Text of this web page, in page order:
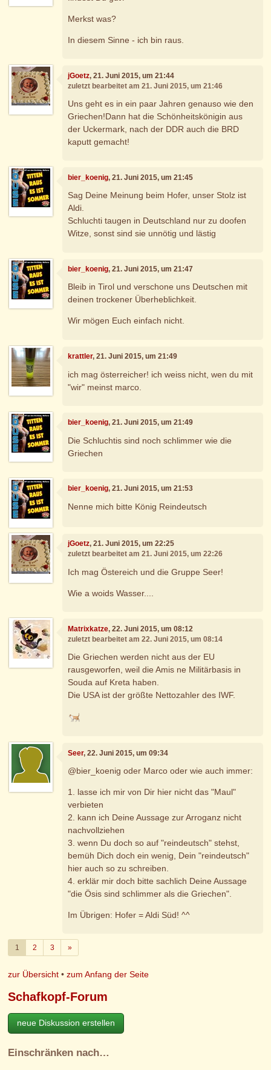
Merkst was?
In diesem Sinne - ich bin raus.
jGoetz, 21. Juni 2015, um 21:44
zuletzt bearbeitet am 21. Juni 2015, um 21:46
Uns geht es in ein paar Jahren genauso wie den
Griechen!Dann hat die Schönheitskönigin aus
der Uckermark, nach der DDR auch die BRD
kaputt gemacht!
bier_koenig, 21. Juni 2015, um 21:45
Sag Deine Meinung beim Hofer, unser Stolz ist
Aldi.
Schluchti taugen in Deutschland nur zu doofen
Witze, sonst sind sie unnötig und lästig
bier_koenig, 21. Juni 2015, um 21:47
Bleib in Tirol und verschone uns Deutschen mit
deinen trockener Überheblichkeit.
Wir mögen Euch einfach nicht.
krattler, 21. Juni 2015, um 21:49
ich mag österreicher! ich weiss nicht, wen du mit
"wir" meinst marco.
bier_koenig, 21. Juni 2015, um 21:49
Die Schluchtis sind noch schlimmer wie die
Griechen
bier_koenig, 21. Juni 2015, um 21:53
Nenne mich bitte König Reindeutsch
jGoetz, 21. Juni 2015, um 22:25
zuletzt bearbeitet am 21. Juni 2015, um 22:26
Ich mag Östereich und die Gruppe Seer!
Wie a woids Wasser....
Matrixkatze, 22. Juni 2015, um 08:12
zuletzt bearbeitet am 22. Juni 2015, um 08:14
Die Griechen werden nicht aus der EU
rausgeworfen, weil die Amis ne Militärbasis in
Souda auf Kreta haben.
Die USA ist der größte Nettozahler des IWF.
Seer, 22. Juni 2015, um 09:34
@bier_koenig oder Marco oder wie auch immer:
1. lasse ich mir von Dir hier nicht das "Maul"
verbieten
2. kann ich Deine Aussage zur Arroganz nicht
nachvollziehen
3. wenn Du doch so auf "reindeutsch" stehst,
bemüh Dich doch ein wenig, Dein "reindeutsch"
hier auch so zu schreiben.
4. erklär mir doch bitte sachlich Deine Aussage
"die Ösis sind schlimmer als die Griechen".
Im Übrigen: Hofer = Aldi Süd! ^^
1 2 3 »Weiter
zur Übersicht •zum Anfang der Seite
Schafkopf-Forum
neue Diskussion erstellen
Einschränken nach…